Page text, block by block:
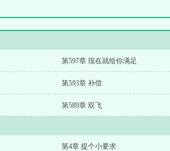
第597章 现在就给你满足
第593章 补偿
第589章 双飞
第4章 提个小要求